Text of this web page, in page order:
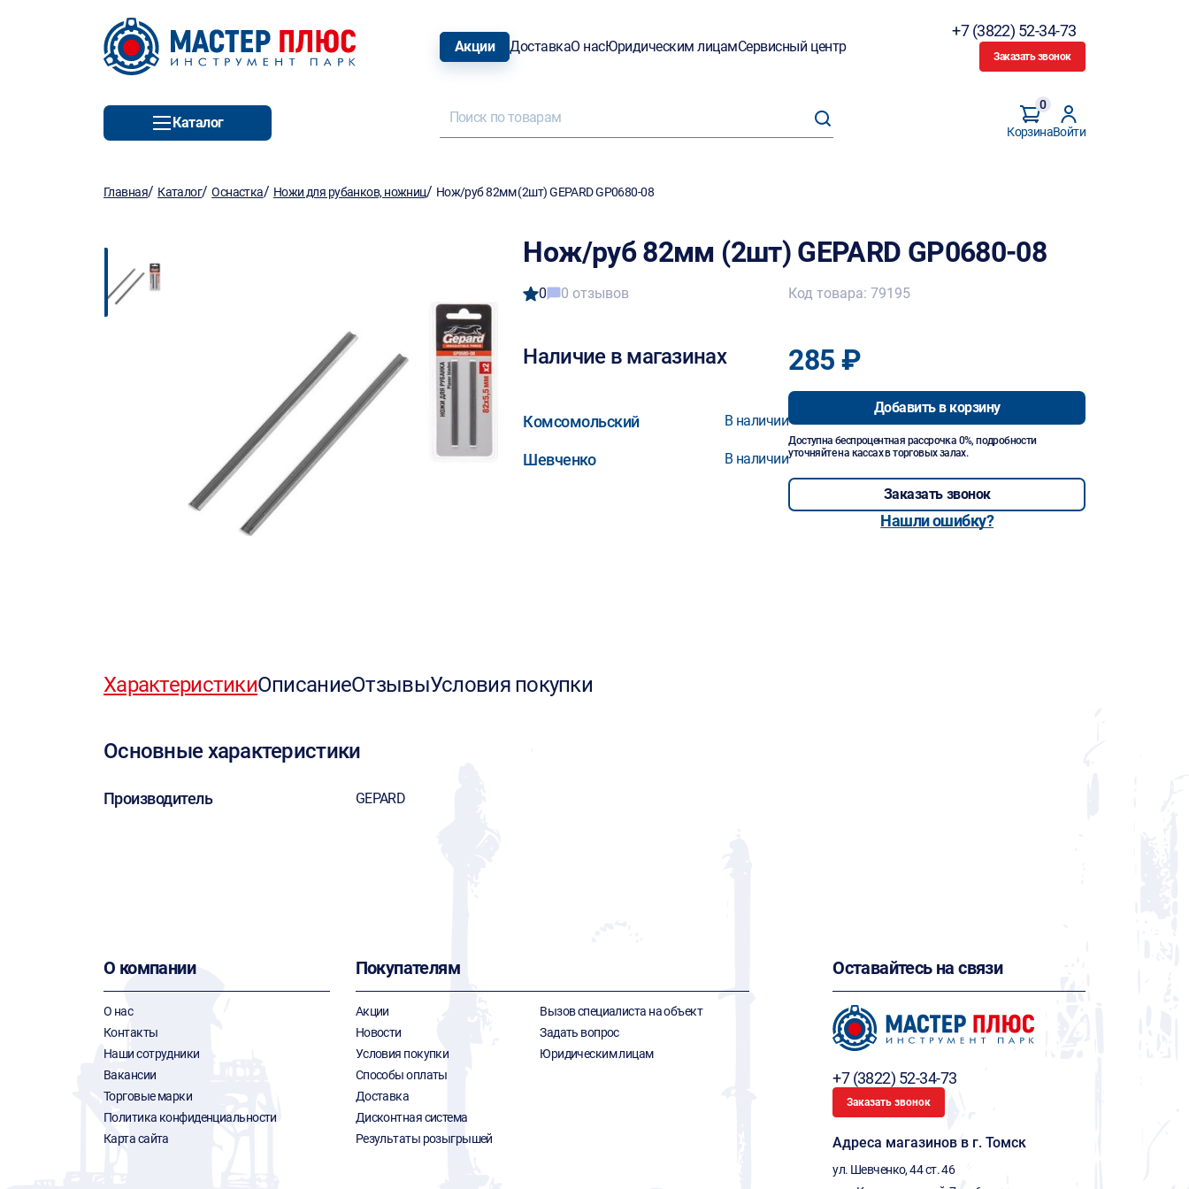
Акции ДоставкаО насЮридическим лицамСервисный центр
+7 (3822) 52-34-73
Заказать звонок
Каталог
Корзина
0
Войти
Главная/ Каталог/Оснастка/ Ножи для рубанков, ножниц/ Нож/руб 82мм (2шт) GEPARD GP0680-08
Нож/руб 82мм (2шт) GEPARD GP0680-08
0 0 отзывов
Наличие в магазинах
Комсомольский В наличии
Шевченко В наличии
Код товара: 79195
285 ₽
Добавить в корзину
Доступна беспроцентная рассрочка 0%, подробности
уточняйте на кассах в торговых залах.
Заказать звонок
Нашли ошибку?
ХарактеристикиОписаниеОтзывыУсловия покупки
Основные характеристики
Производитель GEPARD
О компании
О нас
Контакты
Наши сотрудники
Вакансии
Торговые марки
Политика конфиденциальности
Карта сайта
Покупателям
Акции
Новости
Условия покупки
Способы оплаты
Доставка
Дисконтная система
Результаты розыгрышей
Вызов специалиста на объект
Задать вопрос
Юридическим лицам
Оставайтесь на связи
+7 (3822) 52-34-73
Заказать звонок
Адреса магазинов в г. Томск
ул. Шевченко, 44 ст. 46